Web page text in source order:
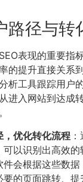
路径与转
表现的重要指
的提升直接关系
析工具跟踪用户
进入网站到达成
，优化转化流程
可以识别出高效
件会根据这些数
要的页面跳转、